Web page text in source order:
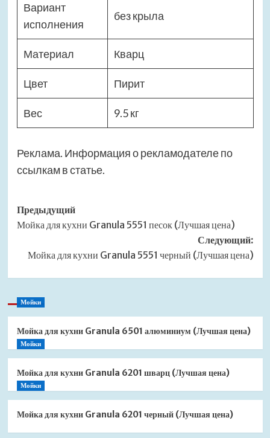
Вариант
исполнения
без крыла
Материал Кварц
Цвет Пирит
Вес 9.5 кг
Реклама. Информация о рекламодателе по
ссылкам в статье.
Навигация
записи
Предыдущий
Мойка для кухни Granula 5551 песок (Лучшая цена)
Следующий:
Мойка для кухни Granula 5551 черный (Лучшая цена)
Мойки
Мойка для кухни Granula 6501 алюминиум (Лучшая цена)
Мойки
Мойка для кухни Granula 6201 шварц (Лучшая цена)
Мойки
Мойка для кухни Granula 6201 черный (Лучшая цена)